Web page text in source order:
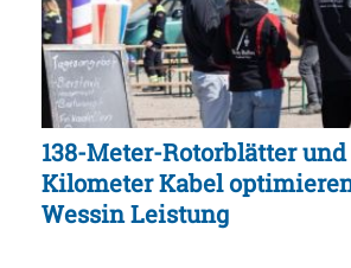
138-Meter-Rotorblätter und
Kilometer Kabel
Wessin Leistung